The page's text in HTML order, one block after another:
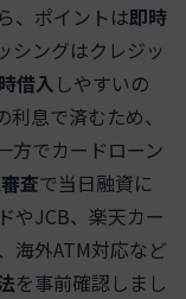
、ポイントは即時
シングはクレジッ
借入 しやすいの
息で済むため、
方でカードローン
査で当日融資に
やJCB、楽天カー
海外ATM対応など
を事前確認しまし